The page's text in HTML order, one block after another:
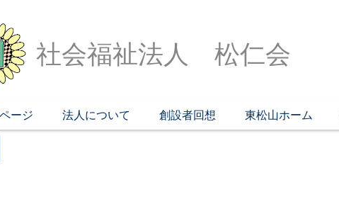
社会福祉法人 松仁会
ージ 法人について 創設者回想 東松山ホーム